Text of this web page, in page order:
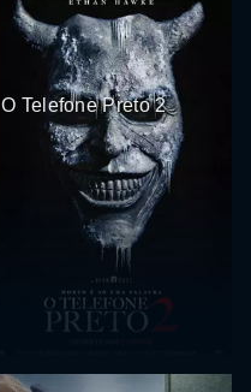
O Telefone Preto 2